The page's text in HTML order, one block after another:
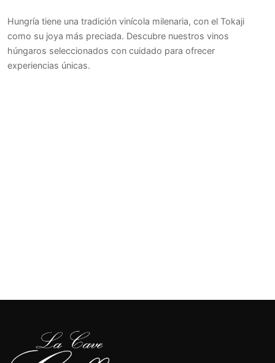
Hungría tiene una tradición vinícola milenaria, con el Tokaji
como su joya más preciada. Descubre nuestros vinos
húngaros seleccionados con cuidado para ofrecer
experiencias únicas.